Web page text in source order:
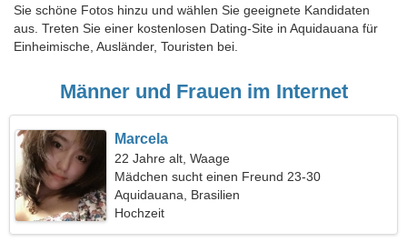
Sie schöne Fotos hinzu und wählen Sie geeignete Kandidaten
aus. Treten Sie einer kostenlosen Dating-Site in Aquidauana für
Einheimische, Ausländer, Touristen bei.
Männer und Frauen im Internet
Marcela
22 Jahre alt, Waage
Mädchen sucht einen Freund 23-30
Aquidauana, Brasilien
Hochzeit